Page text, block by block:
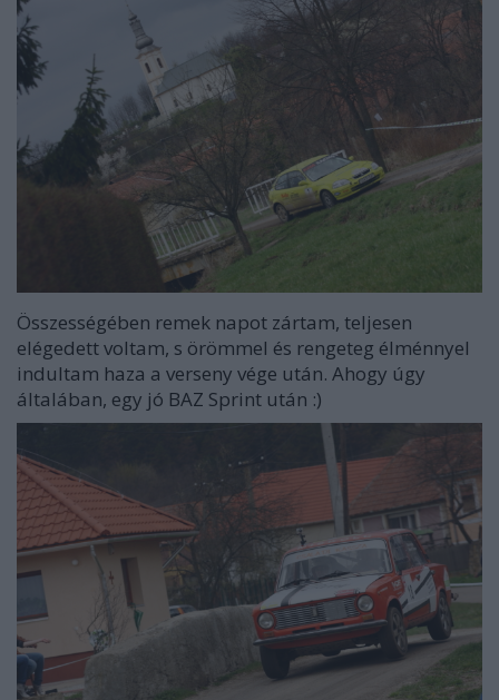
Összességében remek napot zártam, teljesen
elégedett voltam, s örömmel és rengeteg élménnyel
indultam haza a verseny vége után. Ahogy úgy
általában, egy jó BAZ Sprint után :)